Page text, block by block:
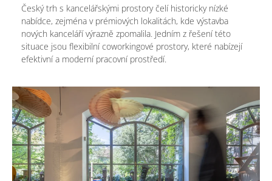
Český trh s kancelářskými prostory čelí historicky nízké
nabídce, zejména v prémiových lokalitách, kde výstavba
nových kanceláří výrazně zpomalila. Jedním z řešení této
situace jsou flexibilní coworkingové prostory, které nabízejí
efektivní a moderní pracovní prostředí.